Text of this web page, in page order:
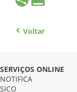
Voltar
SERVIÇOS ONLINE
NOTIFICA
SICO